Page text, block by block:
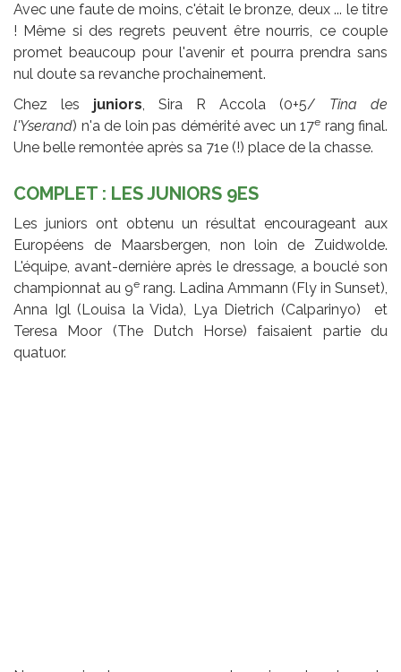
Avec une faute de moins, c'était le bronze, deux ... le titre
! Même si des regrets peuvent être nourris, ce couple
promet beaucoup pour l'avenir et pourra prendra sans
nul doute sa revanche prochainement.
Chez les juniors, Sira R Accola (0+5/ Tina de
l'Yserand) n'a de loin pas démérité avec un 17e rang final.
Une belle remontée après sa 71e (!) place de la chasse.
COMPLET : LES JUNIORS 9ES
Les juniors ont obtenu un résultat encourageant aux
Européens de Maarsbergen, non loin de Zuidwolde.
L'équipe, avant-dernière après le dressage, a bouclé son
championnat au 9e rang. Ladina Ammann (Fly in Sunset),
Anna Igl (Louisa la Vida), Lya Dietrich (Calparinyo) et
Teresa Moor (The Dutch Horse) faisaient partie du
quatuor.